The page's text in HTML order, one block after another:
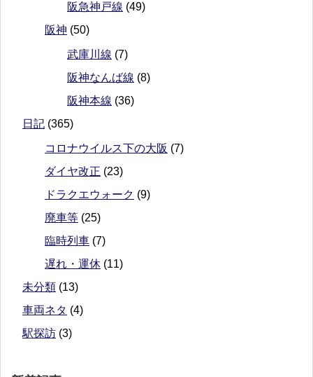
阪急神戸線 (49)
阪神 (50)
武庫川線 (7)
阪神なんば線 (8)
阪神本線 (36)
日記 (365)
コロナウイルス下の大阪 (7)
ダイヤ改正 (23)
ドラクエウォーク (9)
廃車等 (25)
臨時列車 (7)
遅れ・運休 (11)
未分類 (13)
車両ネタ (4)
駅探訪 (3)